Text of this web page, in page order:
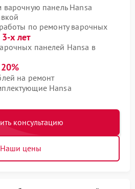
варочную панель Hansa
по ремонту варочных
х лет
панелей Hansa в
20%
на ремонт
Hansa
консультацию
Наши цены